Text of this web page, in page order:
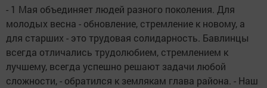
- 1 Мая объединяет людей разного поколения. Для
молодых весна - обновление, стремление к новому, а
для старших - это трудовая солидарность. Бавлинцы
всегда отличались трудолюбием, стремлением к
лучшему, всегда успешно решают задачи любой
сложности, - обратился к землякам глава района. - Наш